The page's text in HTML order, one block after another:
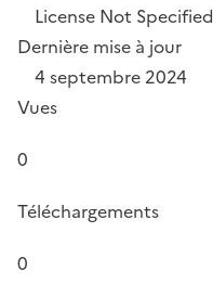
License Not Specified
Dernière mise à jour
4 septembre 2024
Vues
0
Téléchargements
0